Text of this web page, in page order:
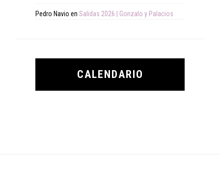
Pedro Navio en Salidas 2026 | Gonzalo y Palacios
CALENDARIO